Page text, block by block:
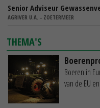
Senior Adviseur
AGRIVER U.A. - ZOETERMEER
THEMA'S
Boeren in
van de EU